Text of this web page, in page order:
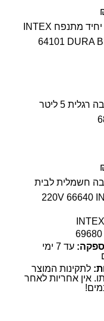
מזרון יחיד מתנפח INTEX
64101 DURA
משאבה רגלית 5 ליטר
חשמלית לבית
220V 66640
INTEX
69680
עד 7 ימי
לתקינות המוצר
אין אחריות לאחר